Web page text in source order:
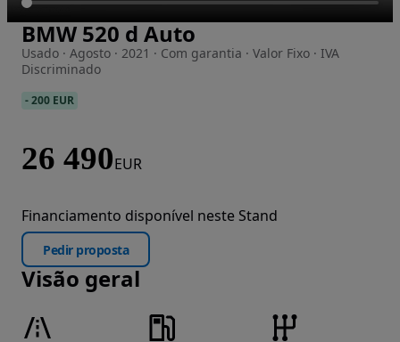
Imagem 1 de 36
BMW 520 d Auto
Usado · Agosto · 2021 · Com garantia · Valor Fixo · IVA
Discriminado
-200 EUR
26 490EUR
Financiamento disponível neste Stand
Pedir proposta
Visão geral